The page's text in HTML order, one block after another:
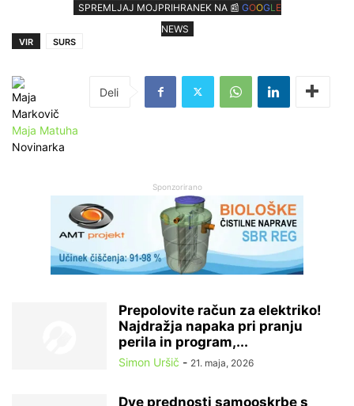
SPREMLJAJ MOJPRIHRANEK NA 📰 GOOGL E
NEWS
VIR SURS
Maja Matuha
Novinarka
Sponzorirano
Prepolovite račun za elektriko!
Najdražja napaka pri pranju
perila in program,...
Simon Uršič - 21. maja, 2026
Dve prednosti samooskrbe s